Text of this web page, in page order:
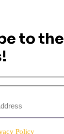
to the
Policy